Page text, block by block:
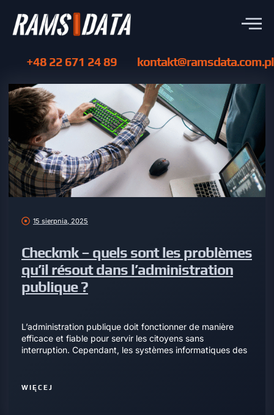
+48 22 671 24 89 kontakt@ramsdata.com.pl
15 sierpnia, 2025
Checkmk – quels sont les problèmes
qu’il résout dans l’administration
publique ?
L’administration publique doit fonctionner de manière
efficace et fiable pour servir les citoyens sans
interruption. Cependant, les systèmes informatiques des
WIĘCEJ